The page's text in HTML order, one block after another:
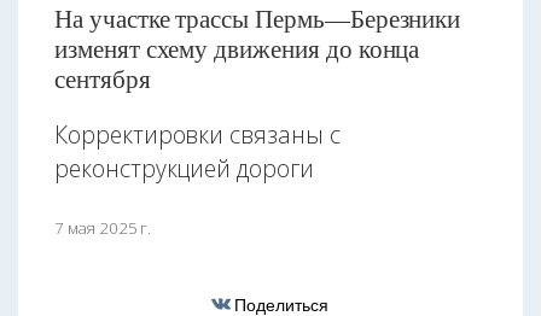
На участке трассы Пермь—Березники
изменят схему движения до конца
сентября
Корректировки связаны с
реконструкцией дороги
7 мая 2025 г.
Поделиться